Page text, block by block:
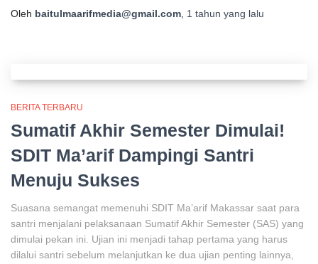
Oleh baitulmaarifmedia@gmail.com, 1 tahun yang lalu
BERITA TERBARU
Sumatif Akhir Semester Dimulai!
SDIT Ma’arif Dampingi Santri
Menuju Sukses
Suasana semangat memenuhi SDIT Ma’arif Makassar saat para
santri menjalani pelaksanaan Sumatif Akhir Semester (SAS) yang
dimulai pekan ini. Ujian ini menjadi tahap pertama yang harus
dilalui santri sebelum melanjutkan ke dua ujian penting lainnya,